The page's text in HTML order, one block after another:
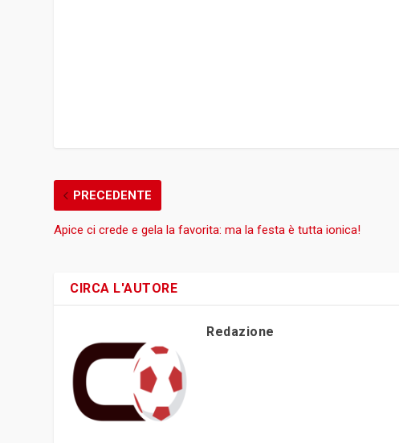
PRECEDENTE
Apice ci crede e gela la favorita: ma la festa è tutta ionica!
CIRCA L'AUTORE
Redazione